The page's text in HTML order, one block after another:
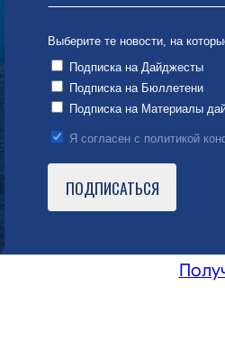
Выберите те новости, на
Подписка на Дайджесты
Подписка на Бюллетени
Подписка на Материалы
Я согласен с политикой